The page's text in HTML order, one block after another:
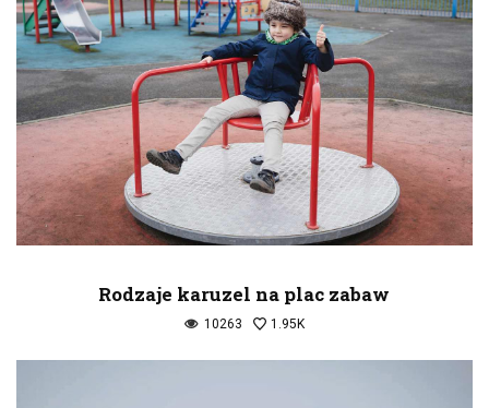
Rodzaje karuzel na plac zabaw
10263 1.95K